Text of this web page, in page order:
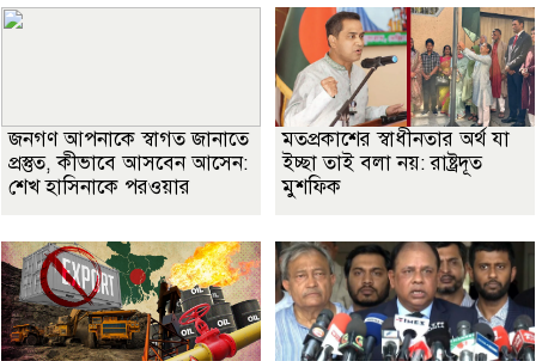
জনগণ আপনাকে স্বাগত জানাতে
প্রস্তুত, কীভাবে আসবেন আসেন:
শেখ হাসিনাকে পরওয়ার
মতপ্রকাশের স্বাধীনতার অর্থ যা
ইচ্ছা তাই বলা নয়: রাষ্ট্রদূত
মুশফিক